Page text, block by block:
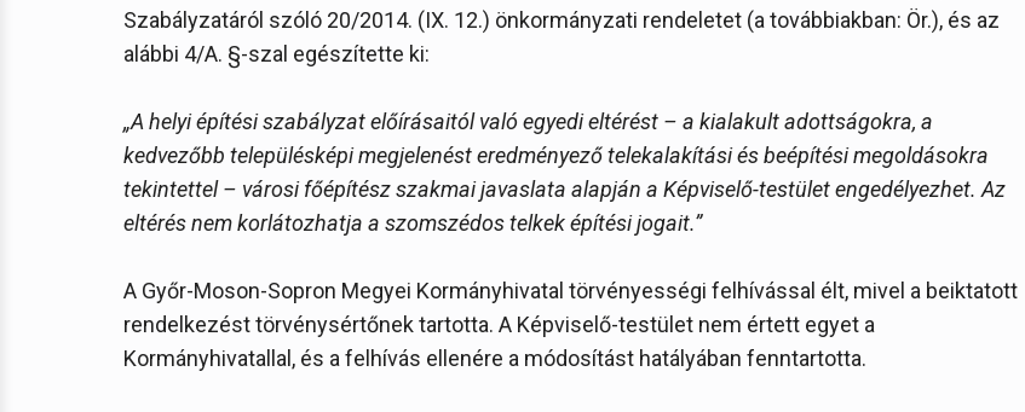
Szabályzatáról szóló 20/2014. (IX. 12.) önkormányzati rendeletet (a továbbiakban: Ör.), és az
alábbi 4/A. §-szal egészítette ki:
„A helyi építési szabályzat előírásaitól való egyedi eltérést – a kialakult adottságokra, a
kedvezőbb településképi megjelenést eredményező telekalakítási és beépítési megoldásokra
tekintettel – városi főépítész szakmai javaslata alapján a Képviselő-testület engedélyezhet. Az
eltérés nem korlátozhatja a szomszédos telkek építési jogait.”
A Győr-Moson-Sopron Megyei Kormányhivatal törvényességi felhívással élt, mivel a beiktatott
rendelkezést törvénysértőnek tartotta. A Képviselő-testület nem értett egyet a
Kormányhivatallal, és a felhívás ellenére a módosítást hatályában fenntartotta.